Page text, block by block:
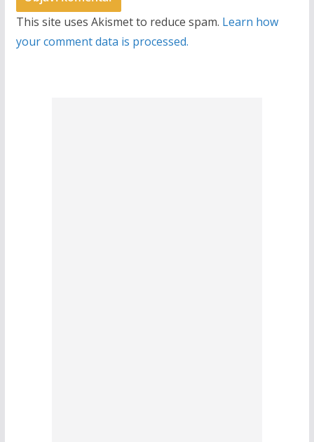
This site uses Akismet to reduce spam. Learn how
your comment data is processed.